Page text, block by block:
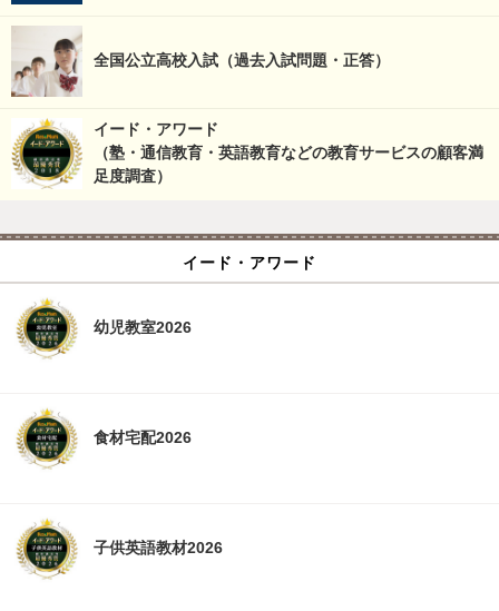
全国公立高校入試（過去入試問題・正答）
イード・アワード
（塾・通信教育・英語教育などの教育サービスの顧客満
足度調査）
イード・アワード
幼児教室2026
食材宅配2026
子供英語教材2026